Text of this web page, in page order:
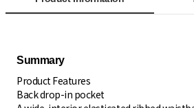
Summary
Product Features
Back drop-in pocket